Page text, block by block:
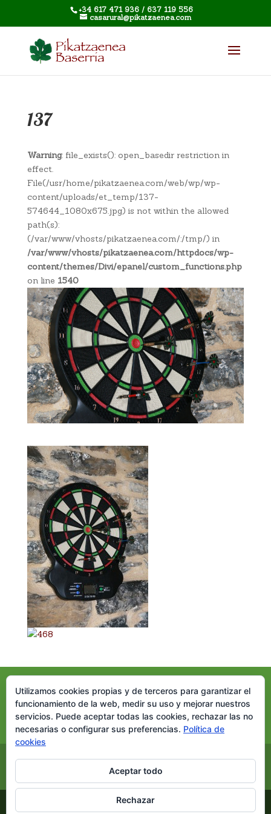
+34 617 471 936 / 637 119 556
casarural@pikatzaenea.com
137
Warning: file_exists(): open_basedir restriction in
effect.
File(/usr/home/pikatzaenea.com/web/wp/wp-
content/uploads/et_temp/137-
574644_1080x675.jpg) is not within the allowed
path(s):
(/var/www/vhosts/pikatzaenea.com/:/tmp/) in
/var/www/vhosts/pikatzaenea.com/httpdocs/wp-
content/themes/Divi/epanel/custom_functions.php
on line 1540
Inicio Nuestra casa
Dónde estamos
Reservas
Nuestro blog
Utilizamos cookies propias y de terceros para garantizar el
funcionamiento de la web, medir su uso y mejorar nuestros
servicios. Puede aceptar todas las cookies, rechazar las no
necesarias o configurar sus preferencias. Política de
cookies
Aceptar todo
Rechazar